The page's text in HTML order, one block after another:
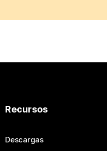
Recursos
Descargas